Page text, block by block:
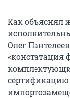
Как объяснял
Олег
«констатация
сертификацию